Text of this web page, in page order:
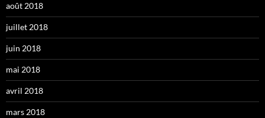
août 2018
juillet 2018
juin 2018
mai 2018
avril 2018
mars 2018